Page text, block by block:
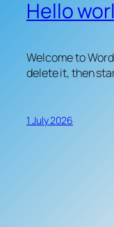
Hello
Welcome to
delete it, then
1 July 2026